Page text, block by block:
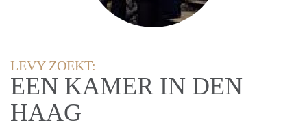
LEVY ZOEKT:
EEN KAMER IN DEN
HAAG